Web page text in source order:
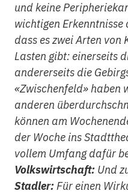
und keine
wichtigen Erkenntnisse
dass es zwei Arten von
Lasten gibt: einerseits
andererseits die
«Zwischenfeld» haben
anderen
können am
der Woche ins
vollem Umfang dafür
Volkswirtschaft: Und
Stadler:Für einen